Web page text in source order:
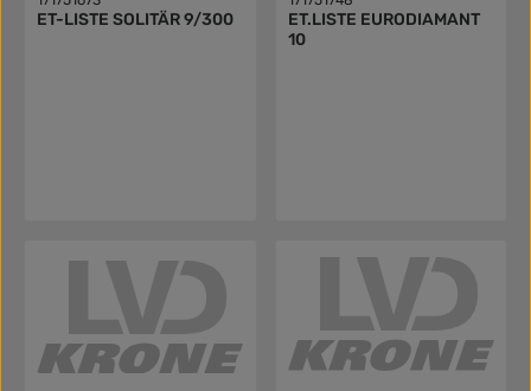
ET-LISTE SOLITÄR 9/300
ET.LISTE EURODIAMANT
10